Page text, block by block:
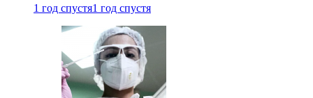
1 год спустя1 год спустя